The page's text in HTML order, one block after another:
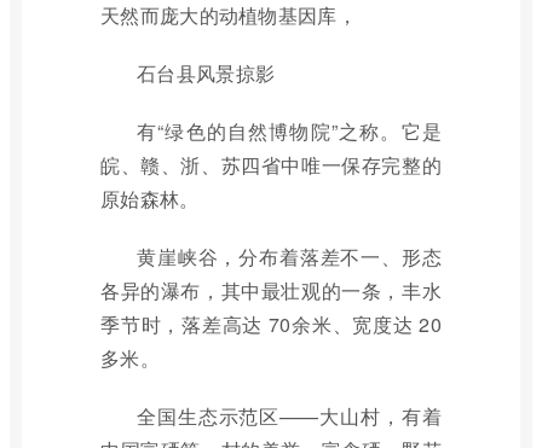
天然而庞大的动植物基因库，
石台县风景掠影
有“绿色的自然博物院”之称。它是
皖、赣、浙、苏四省中唯一保存完整的
原始森林。
黄崖峡谷，分布着落差不一、形态
各异的瀑布，其中最壮观的一条，丰水
季节时，落差高达 70余米、宽度达 20
多米。
全国生态示范区——大山村，有着